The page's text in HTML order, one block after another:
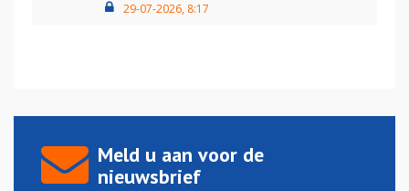
29-07-2026, 8:17
Meld u aan voor de
nieuwsbrief